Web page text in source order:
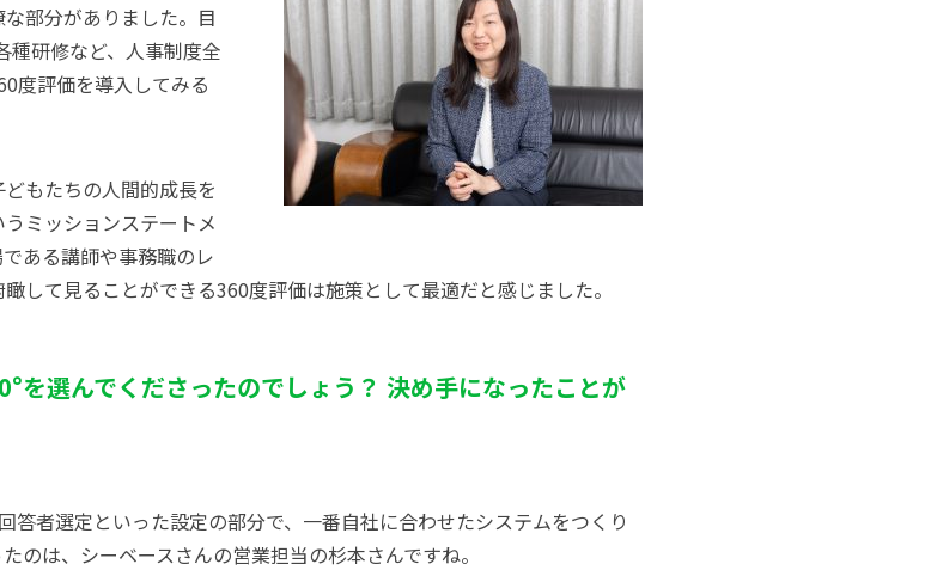
部分がありました。目
種研修など、人事制度全
度評価を導入してみる
もたちの人間的成長を
ミッションステートメ
ある講師や事務職のレ
して見ることができる360度評価は施策として最適だと感じました。
を選んでくださったのでしょう？ 決め手になったことが
答者選定といった設定の部分で、一番自社に合わせたシステムをつくり
のは、シーベースさんの営業担当の杉本さんですね。